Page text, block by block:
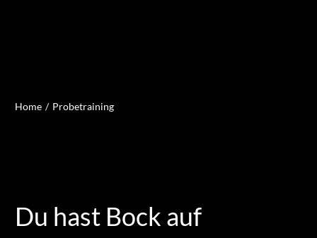
Home Probetraining
Du hast Bock auf